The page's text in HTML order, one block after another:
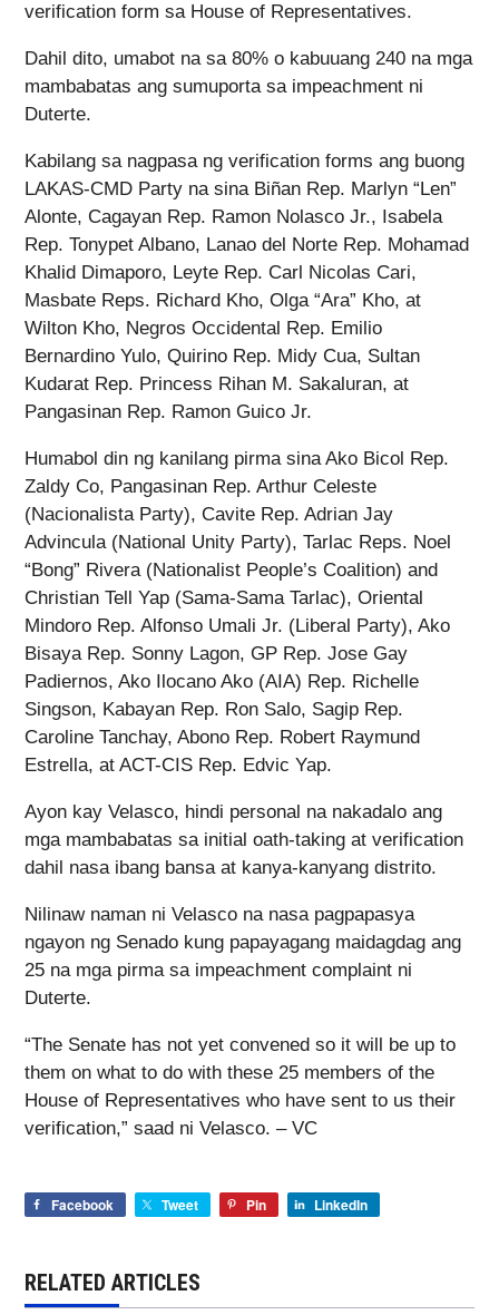
verification form sa House of Representatives.
Dahil dito, umabot na sa 80% o kabuuang 240 na mga
mambabatas ang sumuporta sa impeachment ni
Duterte.
Kabilang sa nagpasa ng verification forms ang buong
LAKAS-CMD Party na sina Biñan Rep. Marlyn “Len”
Alonte, Cagayan Rep. Ramon Nolasco Jr., Isabela
Rep. Tonypet Albano, Lanao del Norte Rep. Mohamad
Khalid Dimaporo, Leyte Rep. Carl Nicolas Cari,
Masbate Reps. Richard Kho, Olga “Ara” Kho, at
Wilton Kho, Negros Occidental Rep. Emilio
Bernardino Yulo, Quirino Rep. Midy Cua, Sultan
Kudarat Rep. Princess Rihan M. Sakaluran, at
Pangasinan Rep. Ramon Guico Jr.
Humabol din ng kanilang pirma sina Ako Bicol Rep.
Zaldy Co, Pangasinan Rep. Arthur Celeste
(Nacionalista Party), Cavite Rep. Adrian Jay
Advincula (National Unity Party), Tarlac Reps. Noel
“Bong” Rivera (Nationalist People’s Coalition) and
Christian Tell Yap (Sama-Sama Tarlac), Oriental
Mindoro Rep. Alfonso Umali Jr. (Liberal Party), Ako
Bisaya Rep. Sonny Lagon, GP Rep. Jose Gay
Padiernos, Ako Ilocano Ako (AIA) Rep. Richelle
Singson, Kabayan Rep. Ron Salo, Sagip Rep.
Caroline Tanchay, Abono Rep. Robert Raymund
Estrella, at ACT-CIS Rep. Edvic Yap.
Ayon kay Velasco, hindi personal na nakadalo ang
mga mambabatas sa initial oath-taking at verification
dahil nasa ibang bansa at kanya-kanyang distrito.
Nilinaw naman ni Velasco na nasa pagpapasya
ngayon ng Senado kung papayagang maidagdag ang
25 na mga pirma sa impeachment complaint ni
Duterte.
“The Senate has not yet convened so it will be up to
them on what to do with these 25 members of the
House of Representatives who have sent to us their
verification,” saad ni Velasco. – VC
Facebook Tweet Pin LinkedIn
RELATED ARTICLES